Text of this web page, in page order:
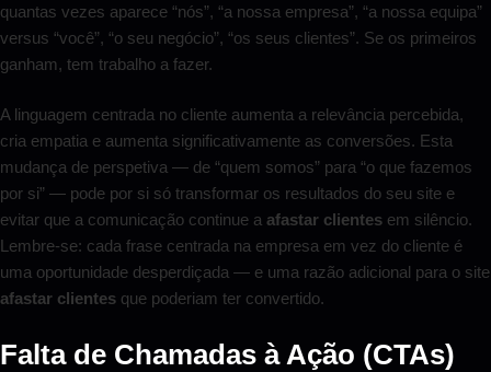
quantas vezes aparece “nós”, “a nossa empresa”, “a nossa equipa”
versus “você”, “o seu negócio”, “os seus clientes”. Se os primeiros
ganham, tem trabalho a fazer.
A linguagem centrada no cliente aumenta a relevância percebida,
cria empatia e aumenta significativamente as conversões. Esta
mudança de perspetiva — de “quem somos” para “o que fazemos
por si” — pode por si só transformar os resultados do seu site e
evitar que a comunicação continue a afastar clientes em silêncio.
Lembre-se: cada frase centrada na empresa em vez do cliente é
uma oportunidade desperdiçada — e uma razão adicional para o site
afastar clientes que poderiam ter convertido.
Falta de Chamadas à Ação (CTAs)